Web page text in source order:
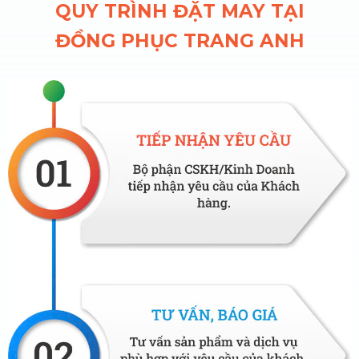
QUY TRÌNH ĐẶT MAY TẠI
ĐỒNG PHỤC TRANG ANH